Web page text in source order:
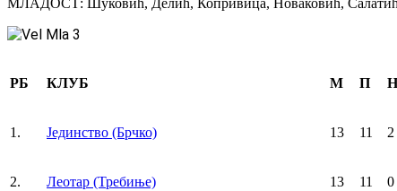
РБ КЛУБ М П Н
1. Jединство (Брчко) 13 11 2
2. Леотар (Требиње) 13 11 0